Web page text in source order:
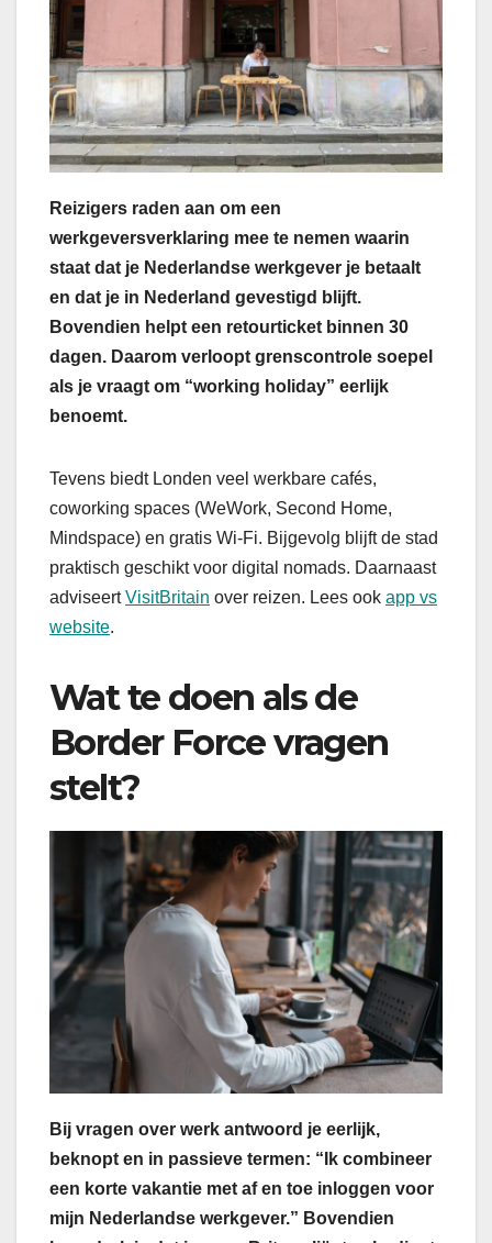
Reizigers raden aan om een
werkgeversverklaring mee te nemen waarin
staat dat je Nederlandse werkgever je betaalt
en dat je in Nederland gevestigd blijft.
Bovendien helpt een retourticket binnen 30
dagen. Daarom verloopt grenscontrole soepel
als je vraagt om “working holiday” eerlijk
benoemt.
Tevens biedt Londen veel werkbare cafés,
coworking spaces (WeWork, Second Home,
Mindspace) en gratis Wi-Fi. Bijgevolg blijft de stad
praktisch geschikt voor digital nomads. Daarnaast
adviseertVisitBritain over reizen. Lees ook app vs
website.
Wat te doen als de
Border Force vragen
stelt?
Bij vragen over werk antwoord je eerlijk,
beknopt en in passieve termen: “Ik combineer
een korte vakantie met af en toe inloggen voor
mijn Nederlandse werkgever.” Bovendien